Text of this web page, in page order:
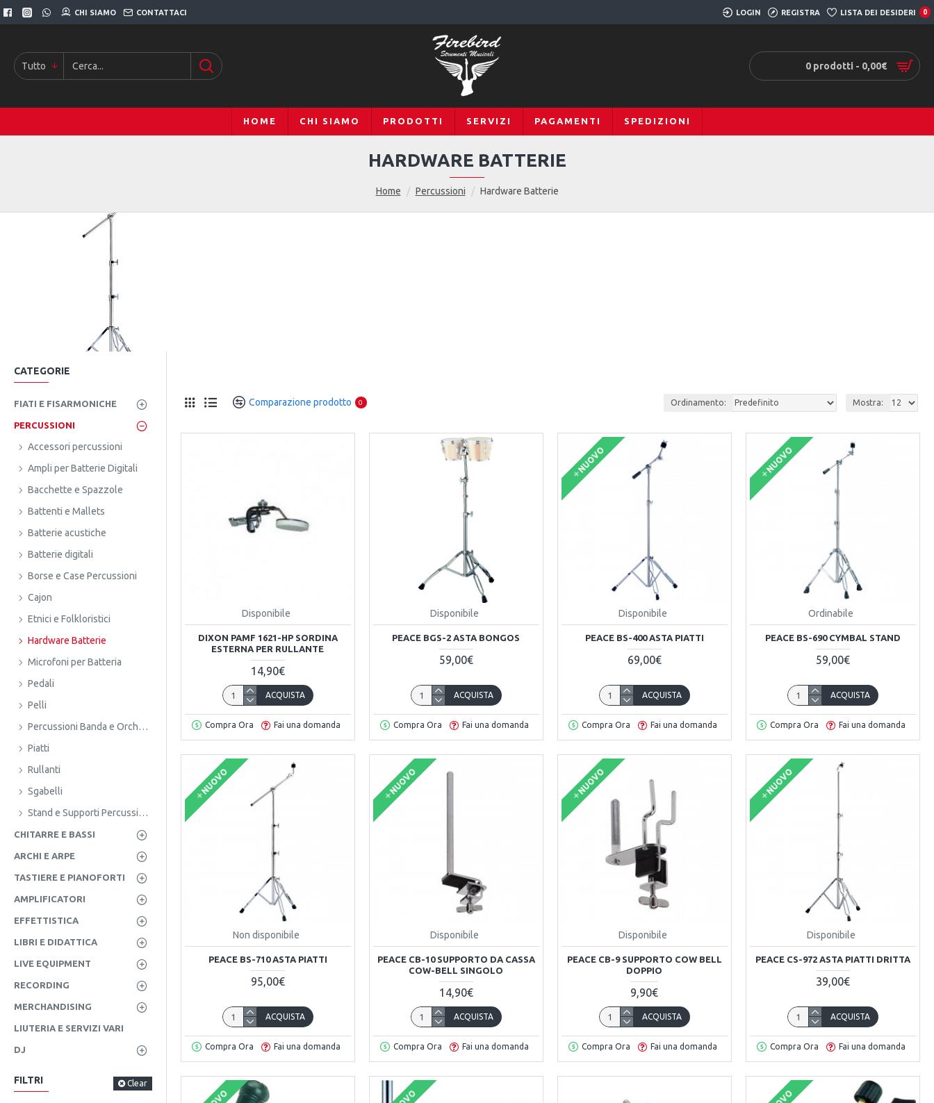
CHI SIAMO CONTATTACI LOGIN REGISTRA LISTA DEI DESIDERI 0
Tutto 0 prodotti - 0,00€
HOME CHI SIAMO PRODOTTI SERVIZI PAGAMENTI SPEDIZIONI
Home Percussioni Hardware Batterie
HARDWARE BATTERIE
CATEGORIE
FIATI E FISARMONICHE
PERCUSSIONI
Accessori percussioni
Ampli per Batterie Digitali
Bacchette e Spazzole
Battenti e Mallets
Batterie acustiche
Batterie digitali
Borse e Case Percussioni
Cajon
Etnici e Folkloristici
Hardware Batterie
Microfoni per Batteria
Pedali
Pelli
Percussioni Banda e Orchestra
Piatti
Rullanti
Sgabelli
Stand e Supporti Percussioni
CHITARRE E BASSI
ARCHI E ARPE
TASTIERE E PIANOFORTI
AMPLIFICATORI
EFFETTISTICA
LIBRI E DIDATTICA
LIVE EQUIPMENT
RECORDING
MERCHANDISING
LIUTERIA E SERVIZI VARI
DJ
FILTRI Clear
Comparazione prodotto 0 Ordinamento: Mostra:
Disponibile
DIXON PAMF 1621-HP SORDINA
ESTERNA PER RULLANTE
14,90€
ACQUISTA
Compra Ora Fai una domanda
Disponibile
PEACE BGS-2 ASTA BONGOS
59,00€
ACQUISTA
Compra Ora Fai una domanda
NUOVO
Disponibile
PEACE BS-400 ASTA PIATTI
69,00€
ACQUISTA
Compra Ora Fai una domanda
NUOVO
Ordinabile
PEACE BS-690 CYMBAL STAND
59,00€
ACQUISTA
Compra Ora Fai una domanda
NUOVO
Non disponibile
PEACE BS-710 ASTA PIATTI
95,00€
ACQUISTA
Compra Ora Fai una domanda
NUOVO
Disponibile
PEACE CB-10 SUPPORTO DA CASSA
COW-BELL SINGOLO
14,90€
ACQUISTA
Compra Ora Fai una domanda
NUOVO
Disponibile
PEACE CB-9 SUPPORTO COW BELL
DOPPIO
9,90€
ACQUISTA
Compra Ora Fai una domanda
NUOVO
Disponibile
PEACE CS-972 ASTA PIATTI DRITTA
39,00€
ACQUISTA
Compra Ora Fai una domanda